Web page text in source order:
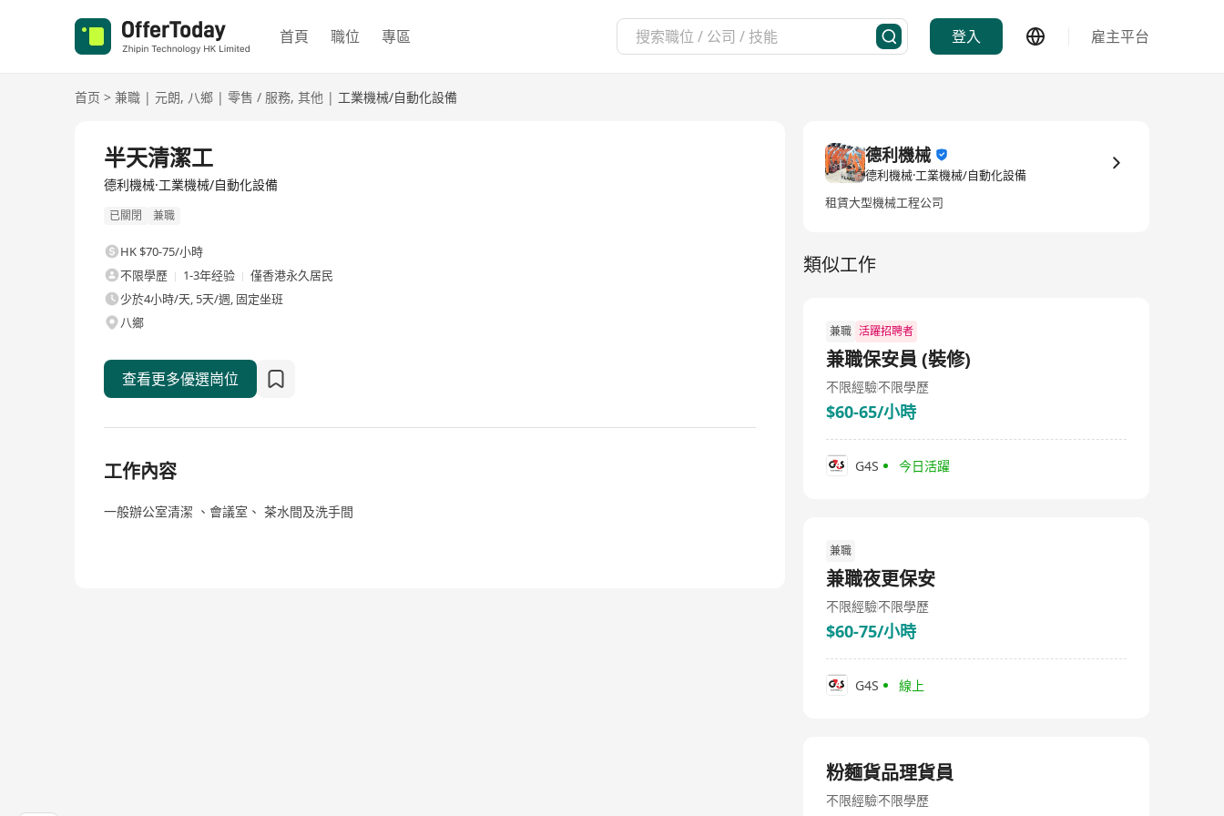
首頁 職位 專區 登入 雇主平台
首页 > 兼職 | 元朗, 八鄉 | 零售 / 服務, 其他 | 工業機械/自動化設備
半天清潔工
德利機械·工業機械/自動化設備
已關閉 兼職
HK $70-75/小時
不限學歷
1-3年经验
僅香港永久居民
少於4小時/天, 5天/週, 固定坐班
八鄉
查看更多優選崗位
工作內容
一般辦公室清潔 、會議室、 茶水間及洗手間
德利機械
德利機械·工業機械/自動化設備
租賃大型機械工程公司
類似工作
兼職 活躍招聘者
兼職保安員 (裝修)
不限經驗不限學歷
$60-65/小時
G4S 今日活躍
兼職
兼職夜更保安
不限經驗不限學歷
$60-75/小時
G4S 線上
粉麵貨品理貨員
不限經驗不限學歷